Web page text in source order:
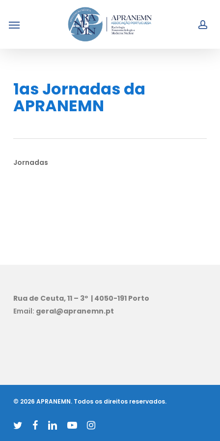
main
Menu
1as Jornadas da
APRANEMN
Jornadas
Rua de Ceuta, 11 – 3º | 4050-191 Porto
Email: geral@apranemn.pt
© 2026 APRANEMN. Todos os direitos reservados.
twitterfacebooklinkedinyoutubeinstagram